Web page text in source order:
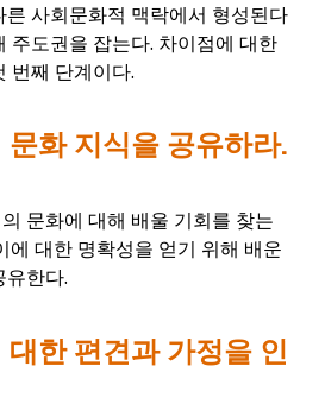
사회문화적 맥락에서 형성된다
주도권을 잡는다. 차이점에 대한
번째 단계이다.
화 지식을 공유하라.
문화에 대해 배울 기회를 찾는
에 대한 명확성을 얻기 위해 배운
유한다.
한 편견과 가정을 인